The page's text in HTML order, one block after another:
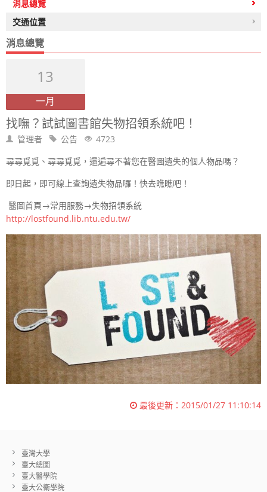
消息總覽
交通位置
消息總覽
13
一月
找嘸？試試圖書館失物招領系統吧！
管理者 公告
4723
尋尋覓覓、尋尋覓覓，還遍尋不著您在醫圖遺失的個人物品嗎？
即日起，即可線上查詢遺失物品囉！快去瞧瞧吧！
醫圖首頁→常用服務→失物招領系統
http://lostfound.lib.ntu.edu.tw/
最後更新： 2015/01/27 11:10:14
臺灣大學
臺大總圖
臺大醫學院
臺大公衛學院